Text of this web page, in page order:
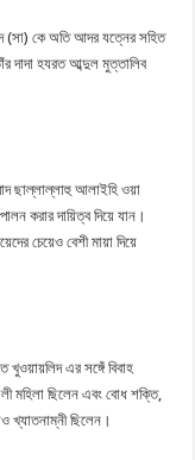
(সা) কে অতি আদর যত্নের সহিত
দাদা হযরত আব্দুল মুত্তালিব
ছাল্লাল্লাহু আলাইহি ওয়া
করার দায়িত্ব দিয়ে যান।
চেয়েও বেশী মায়া দিয়ে
এর সঙ্গেঁ বিবাহ
মহিলা ছিলেন এবং বোধ শক্তি,
খ্যাতনাম্নী ছিলেন।